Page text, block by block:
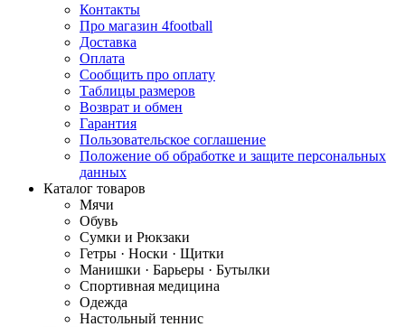
Контакты
Про магазин 4football
Доставка
Оплата
Сообщить про оплату
Таблицы размеров
Возврат и обмен
Гарантия
Пользовательское соглашение
Положение об обработке и защите персональных
данных
Каталог товаров
Мячи
Обувь
Сумки и Рюкзаки
Гетры · Носки · Щитки
Манишки · Барьеры · Бутылки
Спортивная медицина
Одежда
Настольный теннис